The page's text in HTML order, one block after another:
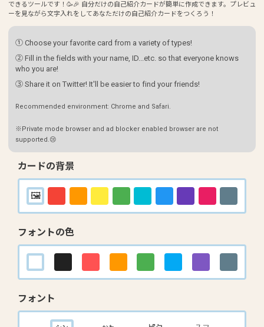
できるツールです！🥳🎉 自分だけの自己紹介カードが簡単に作成できます。プレビュ
ーを見ながら文字入れをしてあなただけの自己紹介カードをつくろう！
① Choose your favorite card from a variety of types!
② Fill in the fields with your name, ID...etc. so that everyone knows
who you are!
③ Share it on Twitter! It'll be easier to find your friends!
Recommended environment: Chrome and Safari.
※Private mode browser and ad blocker enabled browser are not
supported.😢
カードの背景
フォントの色
フォント